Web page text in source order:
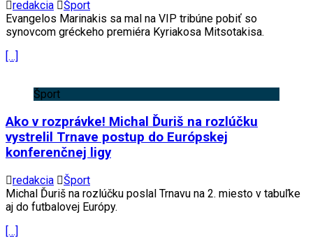
redakcia
Šport
Evangelos Marinakis sa mal na VIP tribúne pobiť so
synovcom gréckeho premiéra Kyriakosa Mitsotakisa.
[…]
Šport
Ako v rozprávke! Michal Ďuriš na rozlúčku
vystrelil Trnave postup do Európskej
konferenčnej ligy
redakcia
Šport
Michal Ďuriš na rozlúčku poslal Trnavu na 2. miesto v tabuľke
aj do futbalovej Európy.
[…]